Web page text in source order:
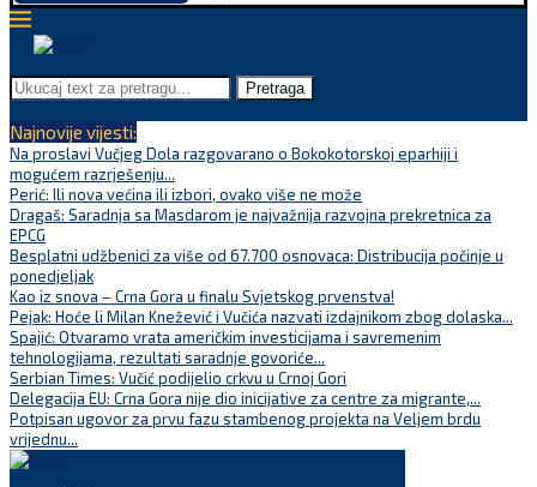
Pretraga
Najnovije vijesti:
Na proslavi Vučjeg Dola razgovarano o Bokokotorskoj eparhiji i
mogućem razrješenju...
Perić: Ili nova većina ili izbori, ovako više ne može
Dragaš: Saradnja sa Masdarom je najvažnija razvojna prekretnica za
EPCG
Besplatni udžbenici za više od 67.700 osnovaca: Distribucija počinje u
ponedjeljak
Kao iz snova – Crna Gora u finalu Svjetskog prvenstva!
Pejak: Hoće li Milan Knežević i Vučića nazvati izdajnikom zbog dolaska...
Spajić: Otvaramo vrata američkim investicijama i savremenim
tehnologijama, rezultati saradnje govoriće...
Serbian Times: Vučić podijelio crkvu u Crnoj Gori
Delegacija EU: Crna Gora nije dio inicijative za centre za migrante,...
Potpisan ugovor za prvu fazu stambenog projekta na Veljem brdu
vrijednu...